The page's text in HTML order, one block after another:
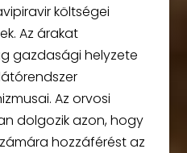
költségei
Az árakat
gazdasági helyzete
Az orvosi
dolgozik azon, hogy
hozzáférést az